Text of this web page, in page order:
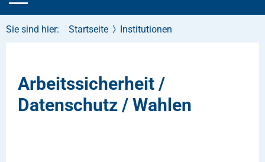
Sie sind hier: Startseite Institutionen
Arbeitssicherheit /
Datenschutz / Wahlen